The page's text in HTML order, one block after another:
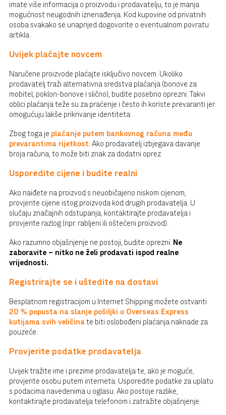
imate više informacija o proizvodu i prodavatelju, to je manja
mogućnost neugodnih iznenađenja. Kod kupovine od privatnih
osoba svakako se unaprijed dogovorite o eventualnom povratu
artikla.
Uvijek plaćajte novcem
Naručene proizvode plaćajte isključivo novcem. Ukoliko
prodavatelj traži alternativna sredstva plaćanja (bonove za
mobitel, poklon-bonove i slično), budite posebno oprezni. Takvi
oblici plaćanja teže su za praćenje i često ih koriste prevaranti jer
omogućuju lakše prikrivanje identiteta.
Zbog toga je plaćanje putem bankovnog računa među
prevarantima rijetkost. Ako prodavatelj izbjegava davanje
broja računa, to može biti znak za dodatni oprez.
Usporedite cijene i budite realni
Ako naiđete na proizvod s neuobičajeno niskom cijenom,
provjerite cijene istog proizvoda kod drugih prodavatelja. U
slučaju značajnih odstupanja, kontaktirajte prodavatelja i
provjerite razlog (npr. rabljeni ili oštećeni proizvod).
Ako razumno objašnjenje ne postoji, budite oprezni. Ne
zaboravite – nitko ne želi prodavati ispod realne
vrijednosti.
Registrirajte se i uštedite na dostavi
Besplatnom registracijom u Internet Shipping možete ostvariti
20 % popusta na slanje pošiljki u Overseas Express
kutijama svih veličina te biti oslobođeni plaćanja naknade za
pouzeće.
Provjerite podatke prodavatelja
Uvijek tražite ime i prezime prodavatelja te, ako je moguće,
provjerite osobu putem interneta. Usporedite podatke za uplatu
s podacima navedenima u oglasu. Ako postoje razlike,
kontaktirajte prodavatelja telefonom i zatražite objašnjenje.